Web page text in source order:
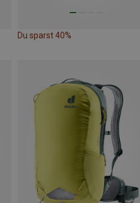
Du sparst 40%